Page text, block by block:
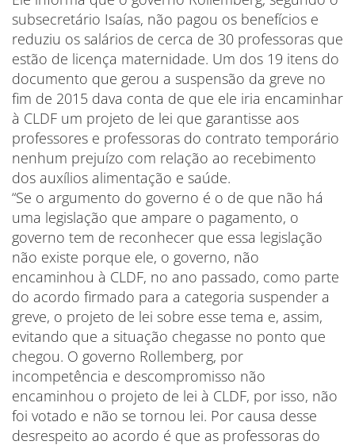
subsecretário Isaías, não pagou os benefícios e
reduziu os salários de cerca de 30 professoras que
estão de licença maternidade. Um dos 19 itens do
documento que gerou a suspensão da greve no
fim de 2015 dava conta de que ele iria encaminhar
à CLDF um projeto de lei que garantisse aos
professores e professoras do contrato temporário
nenhum prejuízo com relação ao recebimento
dos auxílios alimentação e saúde.
“Se o argumento do governo é o de que não há
uma legislação que ampare o pagamento, o
governo tem de reconhecer que essa legislação
não existe porque ele, o governo, não
encaminhou à CLDF, no ano passado, como parte
do acordo firmado para a categoria suspender a
greve, o projeto de lei sobre esse tema e, assim,
evitando que a situação chegasse no ponto que
chegou. O governo Rollemberg, por
incompetência e descompromisso não
encaminhou o projeto de lei à CLDF, por isso, não
foi votado e não se tornou lei. Por causa desse
desrespeito ao acordo é que as professoras do